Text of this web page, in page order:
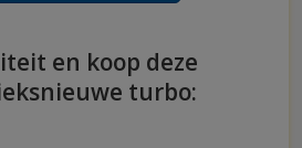
en koop deze
turbo: